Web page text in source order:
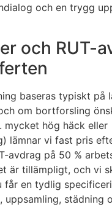
och en trygg
och RUT-
baseras typiskt på
om bortforsling
mycket hög häck eller
lämnar vi fast pris
avdrag på 50 %
är tillämpligt, och vi
får en tydlig
uppsamling, städning